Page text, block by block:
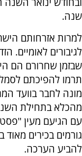
שנה.
למרות אזרחותם
לגיבורים לאומיים.
שבזמן שחרורם הם
תרמו להפיכתם
מונה לחבר בוועד
מהכלא בתחילת
עם הגיעם מעין
גורמים בכירים
להביע הערכה.